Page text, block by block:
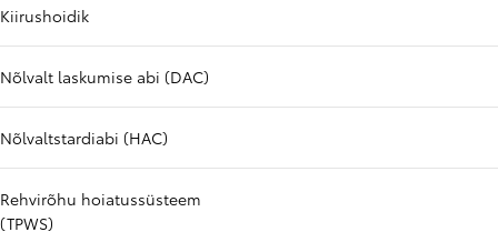
Kiirushoidik
Nõlvalt laskumise abi (DAC)
Nõlvaltstardiabi (HAC)
Rehvirõhu hoiatussüsteem
(TPWS)